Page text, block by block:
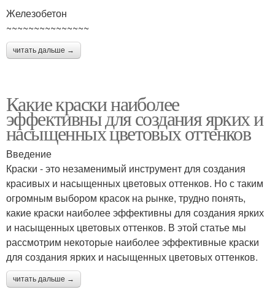
Железобетон
~~~~~~~~~~~~~~~
читать дальше →
Какие краски наиболее
эффективны для создания ярких и
насыщенных цветовых оттенков
Введение
Краски - это незаменимый инструмент для создания
красивых и насыщенных цветовых оттенков. Но с таким
огромным выбором красок на рынке, трудно понять,
какие краски наиболее эффективны для создания ярких
и насыщенных цветовых оттенков. В этой статье мы
рассмотрим некоторые наиболее эффективные краски
для создания ярких и насыщенных цветовых оттенков.
читать дальше →